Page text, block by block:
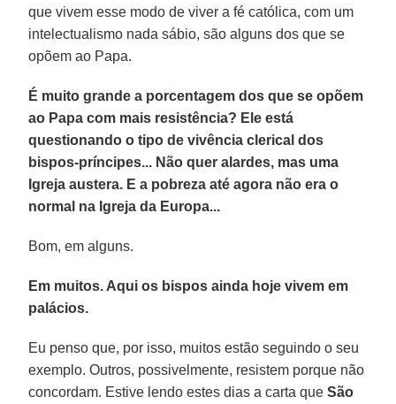
que vivem esse modo de viver a fé católica, com um
intelectualismo nada sábio, são alguns dos que se
opõem ao Papa.
É muito grande a porcentagem dos que se opõem
ao Papa com mais resistência? Ele está
questionando o tipo de vivência clerical dos
bispos-príncipes... Não quer alardes, mas uma
Igreja austera. E a pobreza até agora não era o
normal na Igreja da Europa...
Bom, em alguns.
Em muitos. Aqui os bispos ainda hoje vivem em
palácios.
Eu penso que, por isso, muitos estão seguindo o seu
exemplo. Outros, possivelmente, resistem porque não
concordam. Estive lendo estes dias a carta queSão